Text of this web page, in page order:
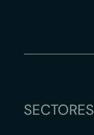
SECTORES